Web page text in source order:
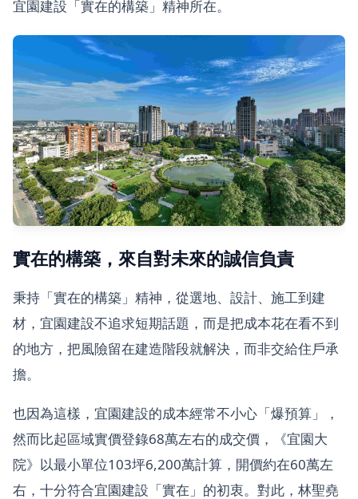
宜園建設「實在的構築」精神所在。
實在的構築，來自對未來的誠信負責
秉持「實在的構築」精神，從選地、設計、施工到建
材，宜園建設不追求短期話題，而是把成本花在看不到
的地方，把風險留在建造階段就解決，而非交給住戶承
擔。
也因為這樣，宜園建設的成本經常不小心「爆預算」，
然而比起區域實價登錄68萬左右的成交價，《宜園大
院》以最小單位103坪6,200萬計算，開價約在60萬左
右，十分符合宜園建設「實在」的初衷。對此，林聖堯